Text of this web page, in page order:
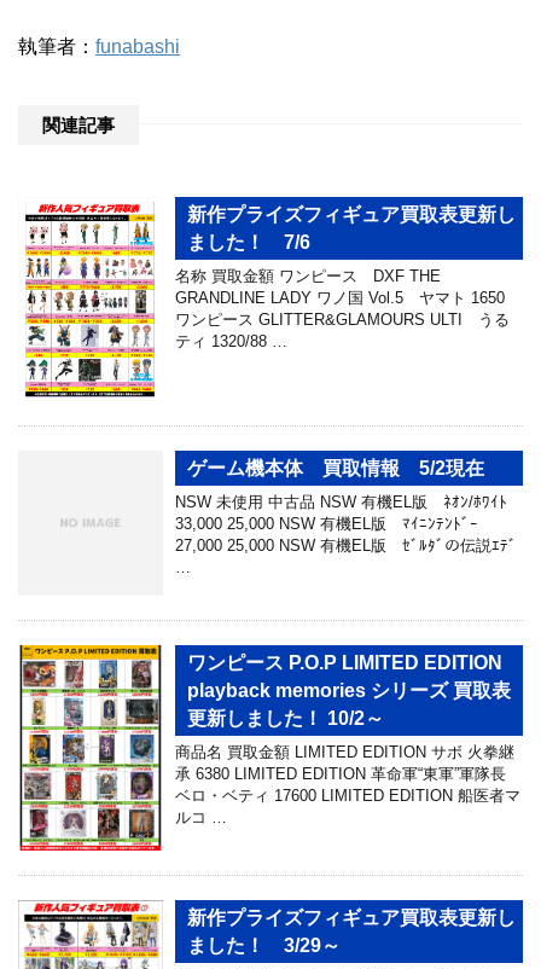
執筆者： funabashi
関連記事
新作プライズフィギュア買取表更新し
ました！ 7/6
名称 買取金額 ワンピース DXF THE
GRANDLINE LADY ワノ国 Vol.5 ヤマト 1650
ワンピース GLITTER&GLAMOURS ULTI うる
ティ 1320/88 …
ゲーム機本体 買取情報 5/2現在
NSW 未使用 中古品 NSW 有機EL版 ﾈｵﾝ/ﾎﾜｲﾄ
33,000 25,000 NSW 有機EL版 ﾏｲﾆﾝﾃﾝﾄﾞｰ
27,000 25,000 NSW 有機EL版 ｾﾞﾙﾀﾞの伝説ｴﾃﾞ
…
ワンピース P.O.P LIMITED EDITION
playback memories シリーズ 買取表
更新しました！ 10/2～
商品名 買取金額 LIMITED EDITION サボ 火拳継
承 6380 LIMITED EDITION 革命軍“東軍”軍隊長
ベロ・ベティ 17600 LIMITED EDITION 船医者マ
ルコ …
新作プライズフィギュア買取表更新し
ました！ 3/29～